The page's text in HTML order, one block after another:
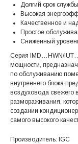
Долгий срок службы
Высокая
Качественное и
Простое
Сниженный
Серия IMD…HWN/
мощности,
по обслуживанию
внутреннего блока
воздуховода свежего
размораживания,
создании
самого высокого
Производитель: IGC